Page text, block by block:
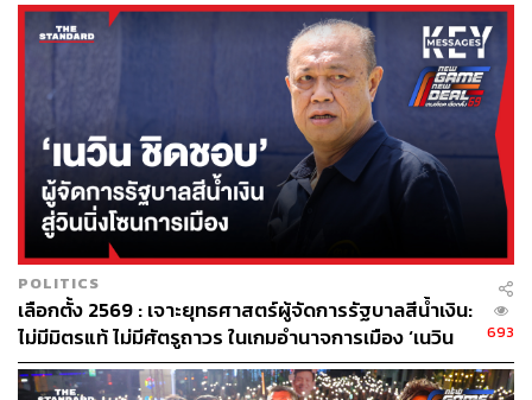
ก่อนที่ในเวลา 15.50 น. ได้มีการปิดการอภิปราย และเริ่มโหวตว่าจะ
ให้ความเห็นชอบหรือไม่ ด้วยการขานชื่อส.ส. และ ส.ว. ตามลำดับตัว
หลังใช้เวลาลงมติประมาณ 2 ชั่วโมง สรุปผลการลงมติ อย่างเป็น
ทางการปรากฏว่า
-เห็นชอบ 324 เสียง ในจำนวนนี้มี ส.ว. 13 คน
-ไม่เห็นชอบ 182 เสียง
-งดออกเสียง 199 เสียง
อย่างไรก็ตามคะแนนเห็นชอบ ‘พิธา’ เป็นนายกฯ ไม่ถึง 375 เสียง กล่าว
คือ มีจำนวนเสียงเห็นชอบไม่มากกว่ากึ่งหนึ่ง จากจำนวนสมาชิกรัฐสภา
ทั้งหมด 749 คน ตามที่รัฐธรรมนูญกำหนดให้ต้องได้เสียงเห็นชอบ
มากกว่ากึ่งหนึ่งของจำนวนสมาชิกรัฐสภาเท่าที่มีอยู่ของทั้งสองสภาคือ
คือต้องได้ 375 เสียงขึ้นไป
POLITICS
เลือกตั้ง 2569 : เจาะยุทธศาสตร์ผู้จัดการรัฐบาลสีน้ำเงิน:
ไม่มีมิตรแท้ ไม่มีศัตรูถาวร ในเกมอำนาจการเมือง ‘เนวิน
ชิดชอบ’
693